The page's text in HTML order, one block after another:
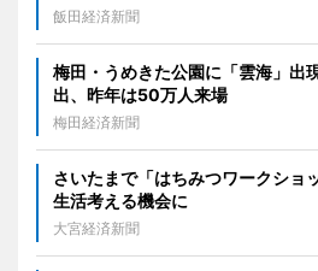
飯田経済新聞
梅田・うめきた公園に「雲海」
出、昨年は50万人来場
梅田経済新聞
さいたまで「はちみつワークシ
生活考える機会に
大宮経済新聞